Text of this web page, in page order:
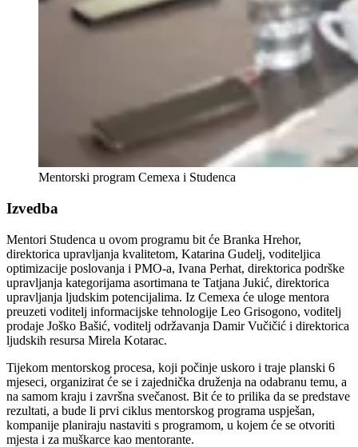
Mentorski program Cemexa i Studenca
Izvedba
Mentori Studenca u ovom programu bit će Branka Hrehor,
direktorica upravljanja kvalitetom, Katarina Gudelj, voditeljica
optimizacije poslovanja i PMO-a, Ivana Perhat, direktorica podrške
upravljanja kategorijama asortimana te Tatjana Jukić, direktorica
upravljanja ljudskim potencijalima. Iz Cemexa će uloge mentora
preuzeti voditelj informacijske tehnologije Leo Grisogono, voditelj
prodaje Joško Bašić, voditelj održavanja Damir Vučičić i direktorica
ljudskih resursa Mirela Kotarac.
Tijekom mentorskog procesa, koji počinje uskoro i traje planski 6
mjeseci, organizirat će se i zajednička druženja na odabranu temu, a
na samom kraju i završna svečanost. Bit će to prilika da se predstave
rezultati, a bude li prvi ciklus mentorskog programa uspješan,
kompanije planiraju nastaviti s programom, u kojem će se otvoriti
mjesta i za muškarce kao mentorante.